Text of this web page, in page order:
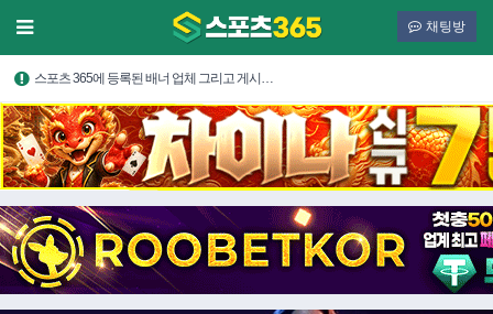
채팅방
스포츠 365에 등록된 배너 업체 그리고 게시…